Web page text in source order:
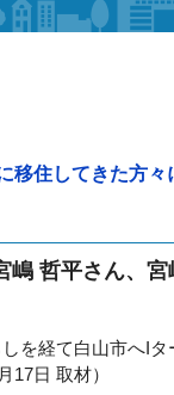
移住してきた方
哲平さん、宮
を経て白山市へIタ
17日 取材）